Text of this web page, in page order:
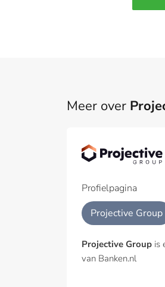
Meer over
Profielpagina
Projective Group
Projective Group is
van Banken.nl
Journal of Financial
de